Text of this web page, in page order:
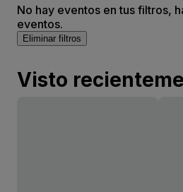
No hay eventos en tus filtros,
eventos.
Eliminar filtros
Visto